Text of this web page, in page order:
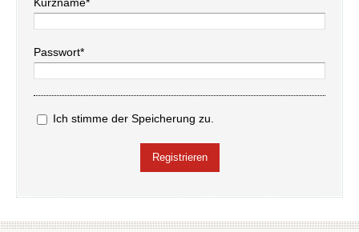
Passwort*
Ich stimme der Speicherung zu.